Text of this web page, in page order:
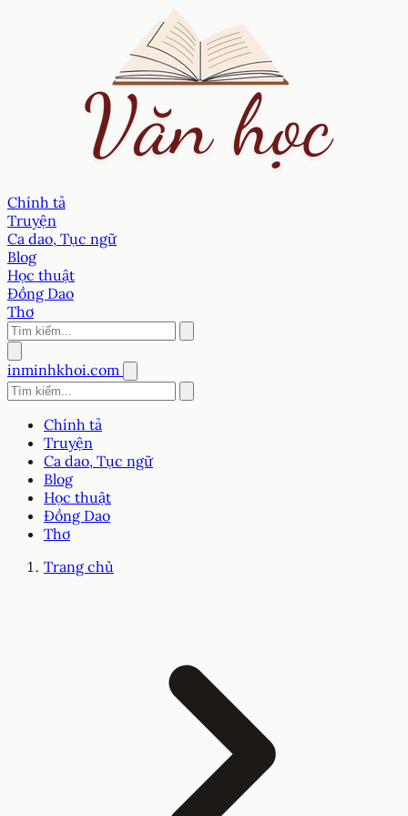
Chính tả
Truyện
Ca dao, Tục ngữ
Blog
Học thuật
Đồng Dao
Thơ
inminhkhoi.com
Chính tả
Truyện
Ca dao, Tục ngữ
Blog
Học thuật
Đồng Dao
Thơ
Trang chủ